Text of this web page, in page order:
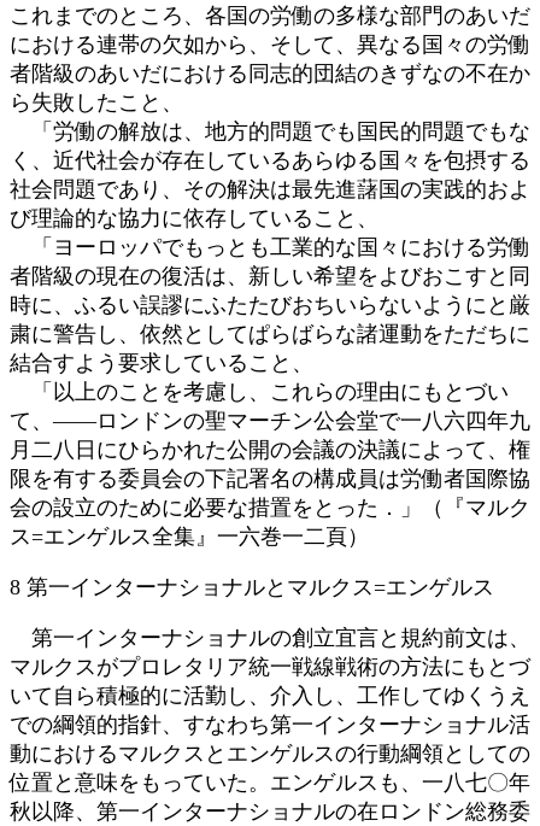
これまでのところ、各国の労働の多様な部門のあいだ
における連帯の欠如から、そして、異なる国々の労働
者階級のあいだにおける同志的団結のきずなの不在か
ら失敗したこと、
「労働の解放は、地方的問題でも国民的問題でもな
く、近代社会が存在しているあらゆる国々を包摂する
社会問題であり、その解決は最先進藷国の実践的およ
び理論的な協力に依存していること、
「ヨーロッパでもっとも工業的な国々における労働
者階級の現在の復活は、新しい希望をよびおこすと同
時に、ふるい誤謬にふたたびおちいらないようにと厳
粛に警告し、依然としてぱらばらな諸運動をただちに
結合すよう要求していること、
「以上のことを考慮し、これらの理由にもとづい
て、――ロンドンの聖マーチン公会堂で一八六四年九
月二八日にひらかれた公開の会議の決議によって、権
限を有する委員会の下記署名の構成員は労働者国際協
会の設立のために必要な措置をとった．」（『マルク
ス=エンゲルス全集』一六巻一二頁）
8 第一インターナショナルとマルクス=エンゲルス
第一インターナショナルの創立宜言と規約前文は、
マルクスがプロレタリア統一戦線戦術の方法にもとづ
いて自ら積極的に活勤し、介入し、工作してゆくうえ
での綱領的指針、すなわち第一インターナショナル活
動におけるマルクスとエンゲルスの行動綱領としての
位置と意味をもっていた。エンゲルスも、一八七〇年
秋以降、第一インターナショナルの在ロンドン総務委